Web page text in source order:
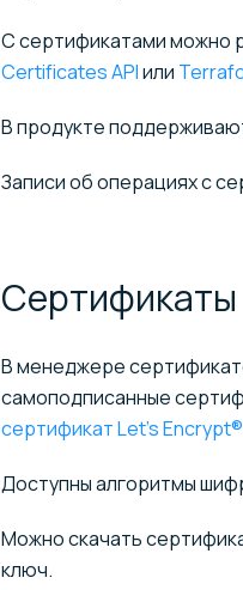
С сертификатами можно
Certificates APIили
В продукте
Записи об операциях с
Сертификаты
В менеджере
самоподписанные
сертификат Let’s Encrypt®
Доступны алгоритмы
Можно скачать
ключ.